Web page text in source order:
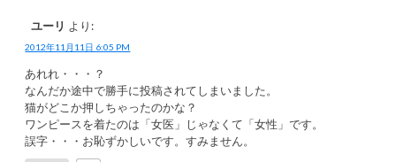
ユーリ より:
2012年11月11日 6:05 PM
あれれ・・・？
なんだか途中で勝手に投稿されてしまいました。
猫がどこか押しちゃったのかな？
ワンピースを着たのは「女医」じゃなくて「女性」です。
誤字・・・お恥ずかしいです。すみません。